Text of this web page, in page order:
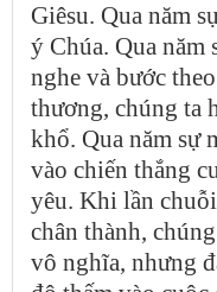
Giêsu. Qua năm
ý Chúa. Qua năm
nghe và bước
thương, chúng ta
khổ. Qua năm sự
vào chiến thắng
yêu. Khi lần
chân thành,
vô nghĩa, nhưng